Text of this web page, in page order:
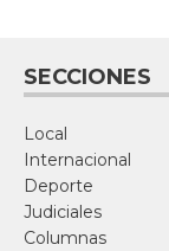
SECCIONES
Local
Internacional
Deporte
Judiciales
Columnas